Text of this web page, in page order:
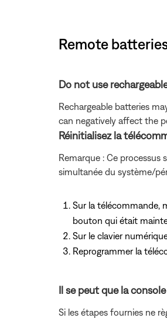
Remote
Do not use
Rechargeable batteries
can negatively affect the
Réinitialisez la
Remarque : Ce
simultanée du système/
Sur la télécommande,
bouton qui était
Sur le clavier
Reprogrammer la
Il se peut que la
Si les étapes fournies ne